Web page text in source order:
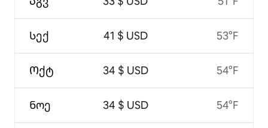
Სექ
Ოქტ
Ნოე
41 $ USD
34 $ USD
34 $ USD
53°F
54°F
54°F